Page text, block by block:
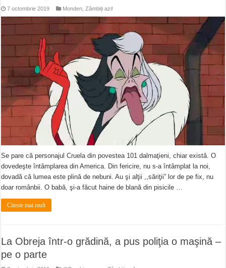
7 octombrie 2019 Monden ,Zâmbiți azi!
Se pare că personajul Cruela din povestea 101 dalmaţieni, chiar există. O
dovedeşte întâmplarea din America. Din fericire, nu s-a întâmplat la noi,
dovadă că lumea este plină de nebuni. Au şi alţii ,,săriţii” lor de pe fix, nu
doar românbii. O babă, şi-a făcut haine de blană din pisicile …
Citeste mai mult
La Obreja într-o grădină, a pus poliţia o maşină –
pe o parte